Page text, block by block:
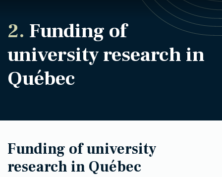
2. Funding of
university research in
Québec
Funding of university
research in Québec